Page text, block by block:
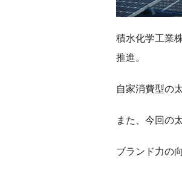
積水化学工業
推進。
自家消費型の
また、今回の
ブランド力の